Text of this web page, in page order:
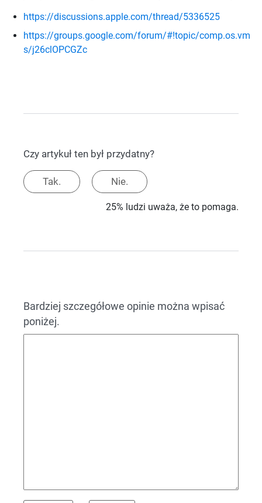
https://discussions.apple.com/thread/5336525
https://groups.google.com/forum/#!topic/comp.os.vm
s/j26clOPCGZc
Czy artykuł ten był przydatny?
Tak. Nie.
25% ludzi uważa, że to pomaga.
Bardziej szczegółowe opinie można wpisać
poniżej.